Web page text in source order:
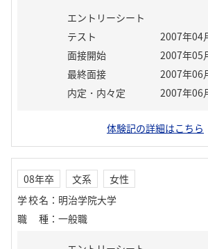
エントリーシート
テスト
2007年04
面接開始
2007年05
最終面接
2007年06
内定・内々定
2007年06
体験記の詳細はこちら
08年卒 文系
女性
学校名 ： 明治学院大学
職種 ： 一般職